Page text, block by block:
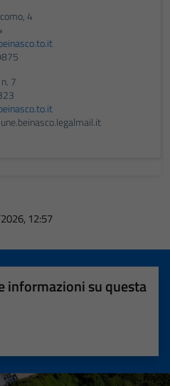
4
7
12:57
informazioni su questa
su 5
5